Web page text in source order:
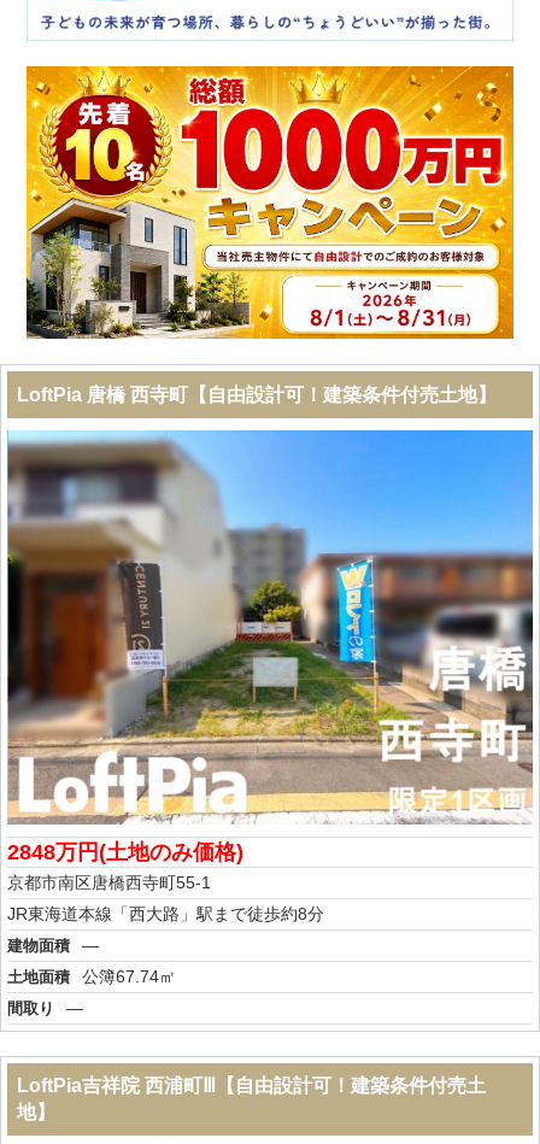
LoftPia 唐橋 西寺町【自由設計可！建築条件付売土地】
2848万円(土地のみ価格)
京都市南区唐橋西寺町55-1
JR東海道本線「西大路」駅まで徒歩約8分
建物面積 ―
土地面積 公簿67.74㎡
間取り ―
LoftPia吉祥院 西浦町Ⅲ【自由設計可！建築条件付売土
地】